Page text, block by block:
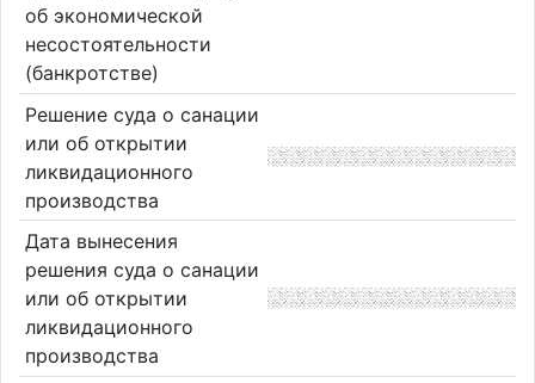
об экономической
несостоятельности
(банкротстве)
Решение суда о санации
или об открытии
ликвидационного
производства
Дата вынесения
решения суда о санации
или об открытии
ликвидационного
производства